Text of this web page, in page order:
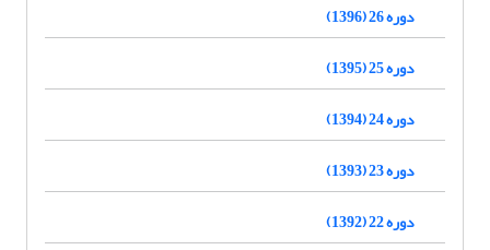
دوره 26 (1396)
دوره 25 (1395)
دوره 24 (1394)
دوره 23 (1393)
دوره 22 (1392)